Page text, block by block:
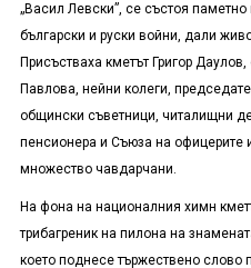
„Васил Левски”, се състоя
български и руски войни, дали
Присъстваха кметът Григор Даулов,
Павлова, нейни колеги,
общински съветници, читалищни
пенсионера и Съюза на офицерите
множество чавдарчани.
На фона на националния химн
трибагреник на пилона на
което поднесе тържествено слово